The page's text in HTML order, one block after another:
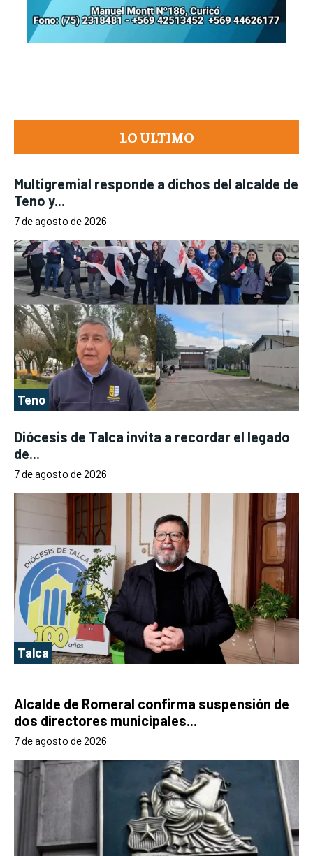
LO ULTIMO
Multigremial responde a dichos del alcalde de
Teno y...
7 de agosto de 2026
Teno
Diócesis de Talca invita a recordar el legado
de...
7 de agosto de 2026
Talca
Alcalde de Romeral confirma suspensión de
dos directores municipales...
7 de agosto de 2026